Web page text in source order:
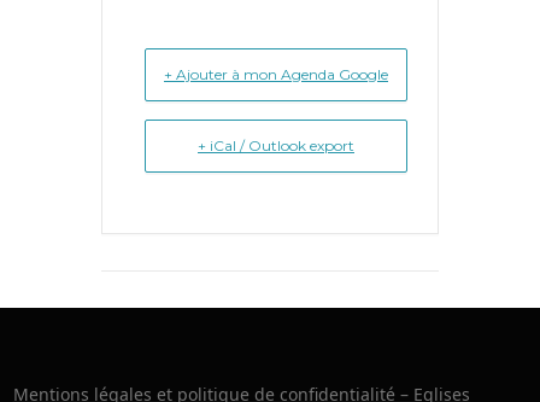
+ Ajouter à mon Agenda Google
+ iCal / Outlook export
Mentions légales et politique de confidentialité – Eglises